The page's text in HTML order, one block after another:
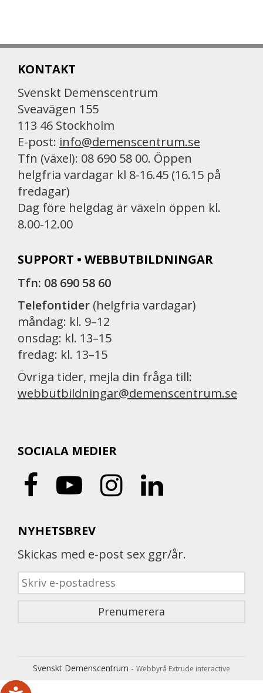
KONTAKT
Svenskt Demenscentrum
Sveavägen 155
113 46 Stockholm
E-post: info@demenscentrum.se
Tfn (växel): 08 690 58 00. Öppen
helgfria vardagar kl 8-16.45 (16.15 på
fredagar)
Dag före helgdag är växeln öppen kl.
8.00-12.00
SUPPORT • WEBBUTBILDNINGAR
Tfn: 08 690 58 60
Telefontider (helgfria vardagar)
måndag: kl. 9–12
onsdag: kl. 13–15
fredag: kl. 13–15
Övriga tider, mejla din fråga till:
webbutbildningar@demenscentrum.se
SOCIALA MEDIER
NYHETSBREV
Skickas med e-post sex ggr/år.
Svenskt Demenscentrum - Webbyrå Extrude interactive